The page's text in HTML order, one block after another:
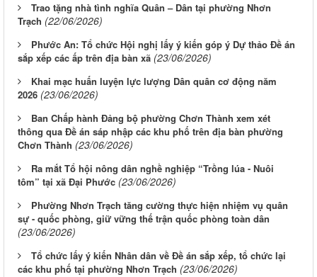
Trao tặng nhà tình nghĩa Quân – Dân tại phường Nhơn
Trạch (22/06/2026)
Phước An: Tổ chức Hội nghị lấy ý kiến góp ý Dự thảo Đề án
sắp xếp các ấp trên địa bàn xã (23/06/2026)
Khai mạc huấn luyện lực lượng Dân quân cơ động năm
2026 (23/06/2026)
Ban Chấp hành Đảng bộ phường Chơn Thành xem xét
thông qua Đề án sáp nhập các khu phố trên địa bàn phường
Chơn Thành (23/06/2026)
Ra mắt Tổ hội nông dân nghề nghiệp “Trồng lúa - Nuôi
tôm” tại xã Đại Phước (23/06/2026)
Phường Nhơn Trạch tăng cường thực hiện nhiệm vụ quân
sự - quốc phòng, giữ vững thế trận quốc phòng toàn dân
(23/06/2026)
Tổ chức lấy ý kiến Nhân dân về Đề án sắp xếp, tổ chức lại
các khu phố tại phường Nhơn Trạch (23/06/2026)